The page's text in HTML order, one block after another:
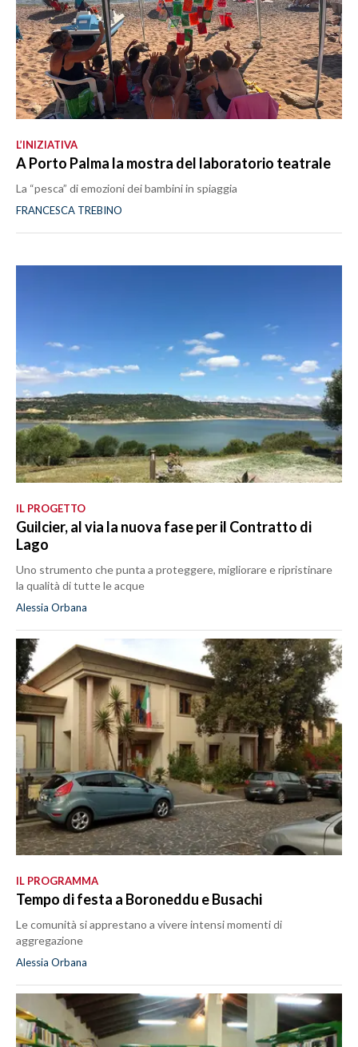
L’INIZIATIVA
A Porto Palma la mostra del laboratorio teatrale
La “pesca” di emozioni dei bambini in spiaggia
FRANCESCA TREBINO
IL PROGETTO
Guilcier, al via la nuova fase per il Contratto di
Lago
Uno strumento che punta a proteggere, migliorare e ripristinare
la qualità di tutte le acque
Alessia Orbana
IL PROGRAMMA
Tempo di festa a Boroneddu e Busachi
Le comunità si apprestano a vivere intensi momenti di
aggregazione
Alessia Orbana